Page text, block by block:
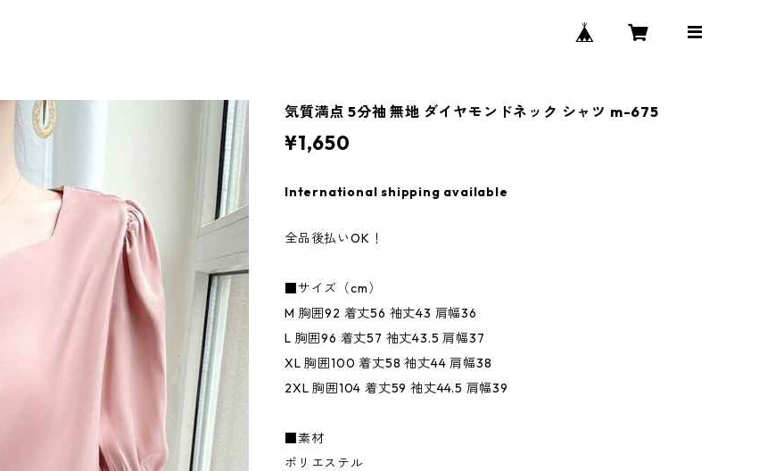
気質満点 5分袖 無地 ダイヤモンドネック シャツ m-675
¥1,650
International shipping available
全品後払いOK！
■サイズ（cm）
M 胸囲92 着丈56 袖丈43 肩幅36
L 胸囲96 着丈57 袖丈43.5 肩幅37
XL 胸囲100 着丈58 袖丈44 肩幅38
2XL 胸囲104 着丈59 袖丈44.5 肩幅39
■素材
ポリエステル